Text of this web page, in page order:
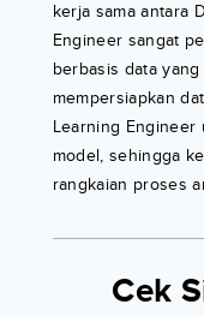
kerja sama antara
Engineer sangat
berbasis data
mempersiapkan
Learning Engineer
model, sehingga
rangkaian proses
Cek